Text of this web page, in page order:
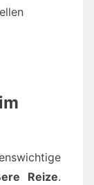
Reize.